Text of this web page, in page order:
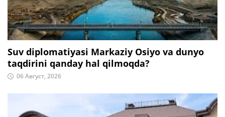
Suv diplomatiyasi Markaziy Osiyo va dunyo
taqdirini qanday hal qilmoqda?
06 Август, 2026